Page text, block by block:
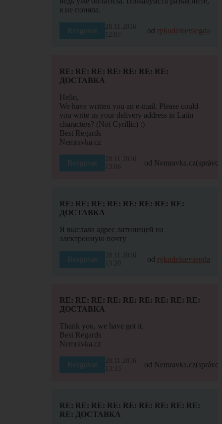
я не поняла.
Reagovat
28.11.2016
12:07
od rykodeluevsegda
RE: RE: RE: RE: RE: RE: RE:
ДОСТАВКА
Hello,
We have written you an e-mail. Please could
you write us your delivery address in Latin
characters? (Not Cyrillic) :)
Best Regards
Nemravka.cz
Reagovat
28.11.2016
13:06
od Nemravka.cz
RE: RE: RE: RE: RE: RE: RE: RE:
ДОСТАВКА
Я выслала адрес латиницей на
электронную почту
Reagovat
28.11.2016
13:20
od rykodeluevsegda
RE: RE: RE: RE: RE: RE: RE: RE: RE:
ДОСТАВКА
Thank you, we have got it.
Best Regards
Nemravka.cz
Reagovat
28.11.2016
od Nemravka.cz
RE: RE: RE: RE: RE: RE: RE: RE: RE:
RE: ДОСТАВКА